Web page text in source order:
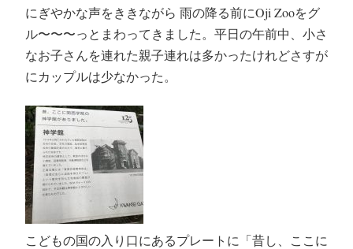
にぎやかな声をききながら 雨の降る前にOji Zooをグ
ル〜〜〜っとまわってきました。平日の午前中、小さ
なお子さんを連れた親子連れは多かったけれどさすが
にカップルは少なかった。
こどもの国の入り口にあるプレートに「昔し、ここに